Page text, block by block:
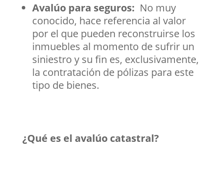
Avalúo para seguros: No muy
conocido, hace referencia al valor
por el que pueden reconstruirse los
inmuebles al momento de sufrir un
siniestro y su fin es, exclusivamente,
la contratación de pólizas para este
tipo de bienes.
¿Qué es el avalúo catastral?